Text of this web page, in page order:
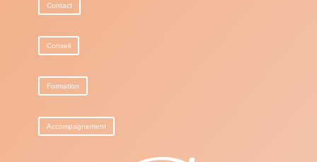
Contact
Conseil
Formation
Accompagnement